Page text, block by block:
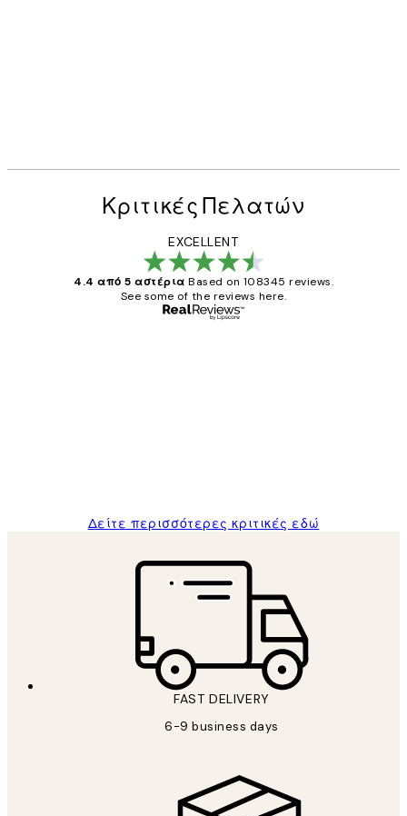
Κριτικές Πελατών
EXCELLENT
4.4 από 5 αστέρια Based on 108345 reviews.
See some of the reviews here.
Δείτε περισσότερες κριτικές εδώ
FAST DELIVERY
6-9 business days